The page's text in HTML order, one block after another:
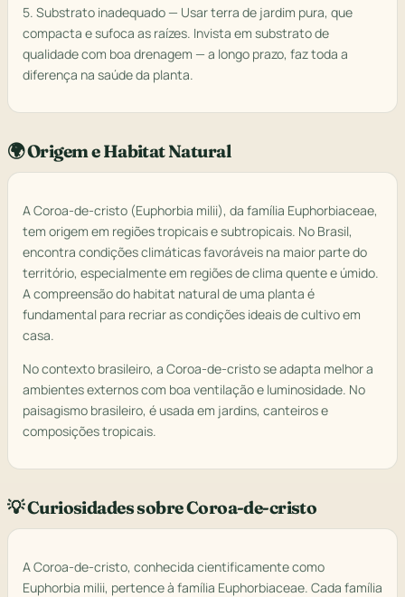
5. Substrato inadequado — Usar terra de jardim pura, que
compacta e sufoca as raízes. Invista em substrato de
qualidade com boa drenagem — a longo prazo, faz toda a
diferença na saúde da planta.
🌍 Origem e Habitat Natural
A Coroa-de-cristo (Euphorbia milii), da família Euphorbiaceae,
tem origem em regiões tropicais e subtropicais. No Brasil,
encontra condições climáticas favoráveis na maior parte do
território, especialmente em regiões de clima quente e úmido.
A compreensão do habitat natural de uma planta é
fundamental para recriar as condições ideais de cultivo em
casa.
No contexto brasileiro, a Coroa-de-cristo se adapta melhor a
ambientes externos com boa ventilação e luminosidade. No
paisagismo brasileiro, é usada em jardins, canteiros e
composições tropicais.
💡 Curiosidades sobre Coroa-de-cristo
A Coroa-de-cristo, conhecida cientificamente como
Euphorbia milii, pertence à família Euphorbiaceae. Cada família